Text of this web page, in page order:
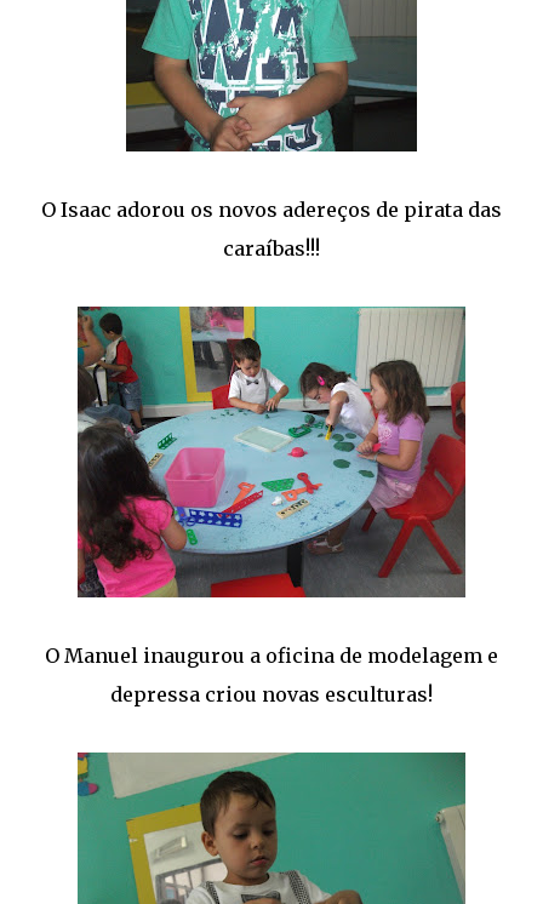
O Isaac adorou os novos adereços de pirata das
caraíbas!!!
O Manuel inaugurou a oficina de modelagem e
depressa criou novas esculturas!